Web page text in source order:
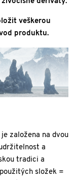
veškerou
produktu.
založena na dvou
a
tradici a
složek =